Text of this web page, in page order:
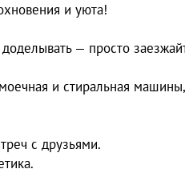
и уюта!
— просто
и стиральная машины,
с друзьями.